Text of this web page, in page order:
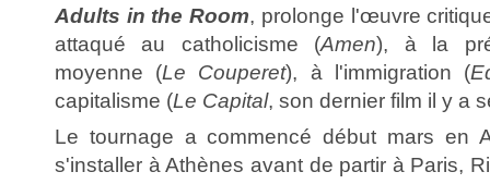
Adults in the Room, prolonge l'œuvre
attaqué au catholicisme (Amen), à la
moyenne (Le Couperet), à l'immigration (
capitalisme (Le Capital, son dernier film il y a
Le tournage a commencé début mars en
s'installer à Athènes avant de partir à Paris,